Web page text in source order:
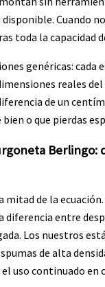
Cuando
toda la capacidad
genéricas: cada
reales
de un
o que pierdas
Berlingo:
mitad de la
diferencia entre
Los nuestros
de alta
uso continuado en